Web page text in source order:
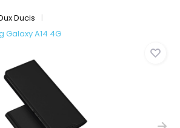
Ducis
Galaxy A14 4G